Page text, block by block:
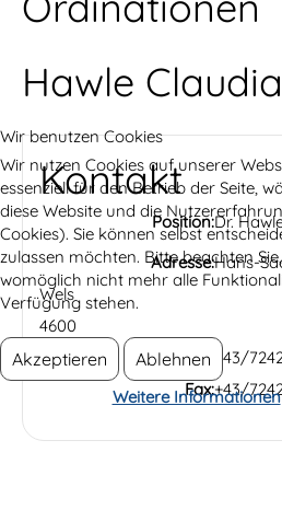
Hawle Claudia
Kontakt
Position:Dr.
Adresse:Hans-
Wels
4600
Telefon:
+43/
Fax:+43/
Wir benutzen Cookies
Wir nutzen Cookies auf unserer
essenziell für den Betrieb der Seite,
diese Website und die
Cookies). Sie können selbst
zulassen möchten. Bitte beachten
womöglich nicht mehr alle
Verfügung stehen.
Akzeptieren Ablehnen
Weitere Informationen